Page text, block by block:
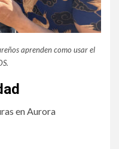
aprenden como usar el
en Aurora